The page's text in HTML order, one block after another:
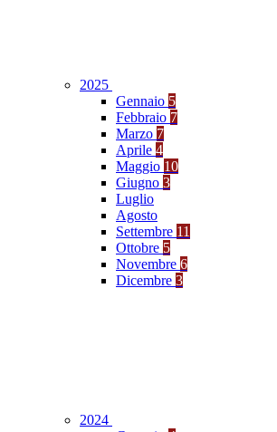
2025
Gennaio 5
Febbraio 7
Marzo 7
Aprile 4
Maggio 10
Giugno 3
Luglio
Agosto
Settembre 11
Ottobre 5
Novembre 6
Dicembre 3
2024